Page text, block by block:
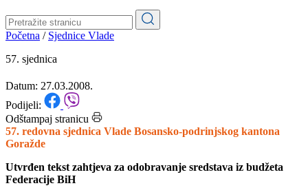
Pale-Prača
Kontakt
57. sjednica
Datum: 27.03.2008.
Podijeli:
57. redovna sjednica Vlade Bosansko-podrinjskog kantona
Goražde